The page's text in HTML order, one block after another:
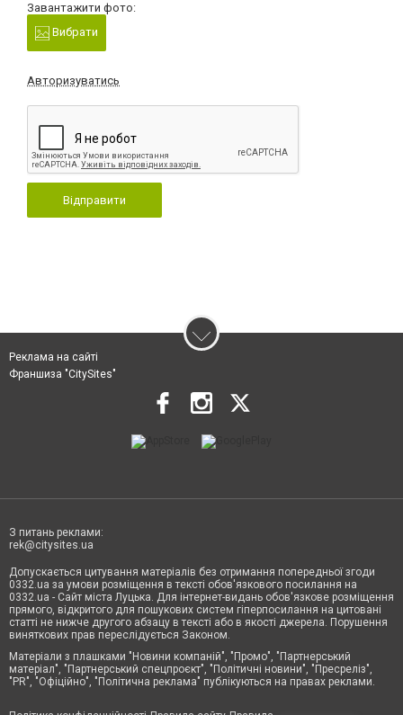
Завантажити фото:
Вибрати
Авторизуватись
Відправити
Реклама на сайті
Франшиза "CitySites"
З питань реклами:
rek@citysites.ua
Допускається цитування матеріалів без отримання попередньої згоди
0332.ua за умови розміщення в тексті обов'язкового посилання на
0332.ua - Сайт міста Луцька. Для інтернет-видань обов'язкове розміщення
прямого, відкритого для пошукових систем гіперпосилання на цитовані
статті не нижче другого абзацу в тексті або в якості джерела. Порушення
виняткових прав переслідується Законом.
Матеріали з плашками "Новини компаній", "Промо", "Партнерський
матеріал", "Партнерський спецпроєкт", "Політичні новини", "Пресреліз",
"PR", "Офіційно", "Політична реклама" публікуються на правах реклами.